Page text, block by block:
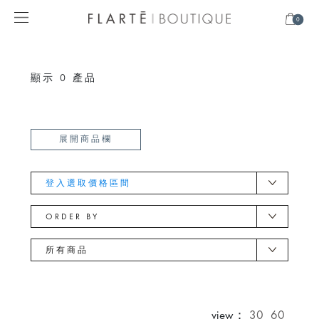
0
顯示0 產品
展開商品欄
登入選取價格區間
ORDER BY
所有商品
view： 30 60